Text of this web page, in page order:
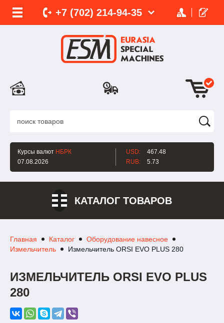
+7 (702) 214-94-35
Курсы валют НБРК
07.08.2026
USD:
467.48
RUB:
5.73
КАТАЛОГ ТОВАРОВ
Главная Каталог
Оборудование навесное
Измельчитель
Измельчитель ORSI EVO PLUS 280
ИЗМЕЛЬЧИТЕЛЬ ORSI EVO PLUS
280